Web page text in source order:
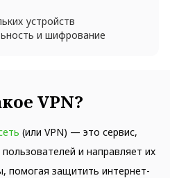
устройств
и шифрование
VPN?
(или VPN) — это сервис,
и направляет их
помогая защитить интернет-